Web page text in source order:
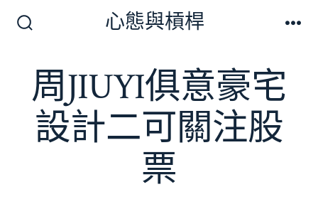
切
換
開
關
心態與槓桿
周JIUYI俱意豪宅
設計二可關注股
票